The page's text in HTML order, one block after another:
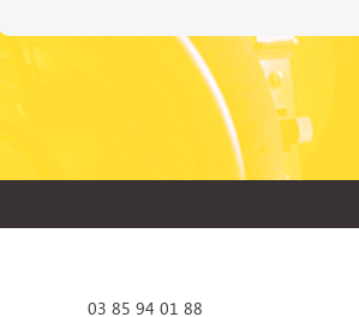
03 85 94 01 88